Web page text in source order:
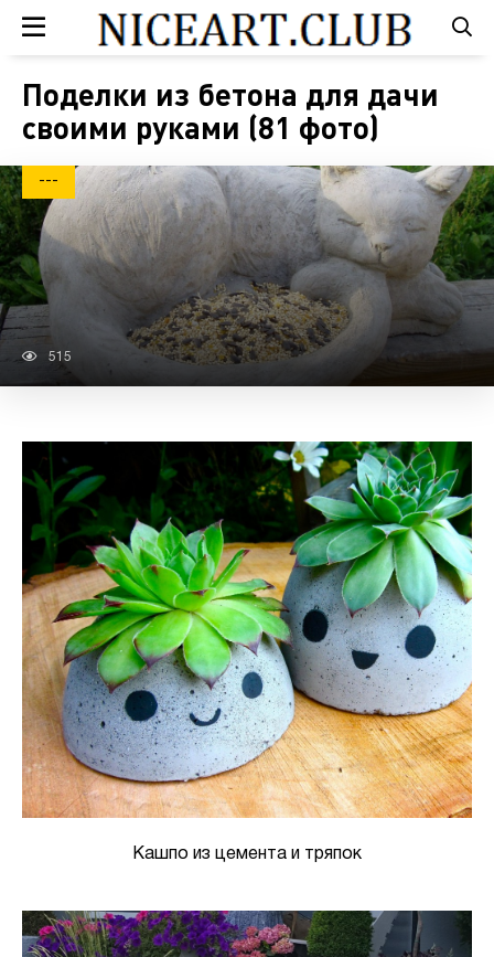
Поделки из бетона для дачи
своими руками (81 фото)
---
515
Кашпо из цемента и тряпок